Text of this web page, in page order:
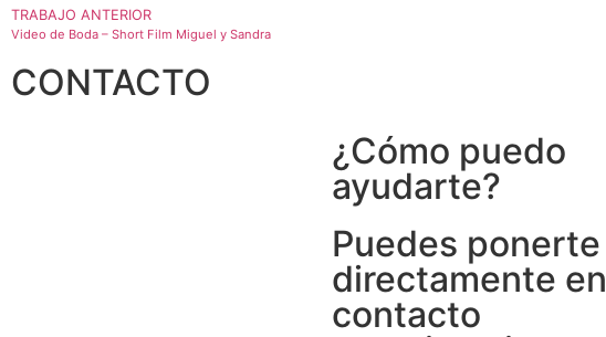
TRABAJO ANTERIOR
Video de Boda – Short Film Miguel y Sandra
CONTACTO
¿Cómo puedo
ayudarte?
Puedes ponerte
directamente en
contacto